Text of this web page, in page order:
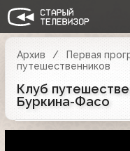
Архив Первая
путешественников
Клуб
Буркина-Фасо